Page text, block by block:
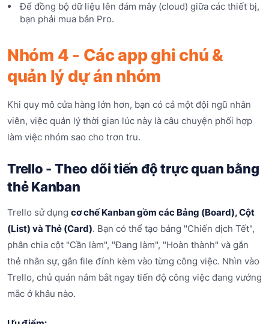
Để đồng bộ dữ liệu lên đám mây (cloud) giữa các thiết bị,
bạn phải mua bản Pro.
Nhóm 4 - Các app ghi chú &
quản lý dự án nhóm
Khi quy mô cửa hàng lớn hơn, bạn có cả một đội ngũ nhân
viên, việc quản lý thời gian lúc này là câu chuyện phối hợp
làm việc nhóm sao cho trơn tru.
Trello - Theo dõi tiến độ trực quan bằng
thẻ Kanban
Trello sử dụng cơ chế Kanban gồm các Bảng (Board), Cột
(List) và Thẻ (Card). Bạn có thể tạo bảng "Chiến dịch Tết",
phân chia cột "Cần làm", "Đang làm", "Hoàn thành" và gắn
thẻ nhân sự, gắn file đính kèm vào từng công việc. Nhìn vào
Trello, chủ quán nắm bắt ngay tiến độ công việc đang vướng
mắc ở khâu nào.